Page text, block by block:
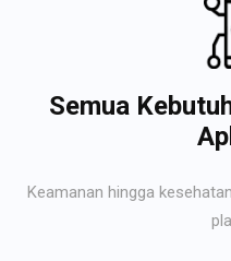
Semua
Keamanan hingga